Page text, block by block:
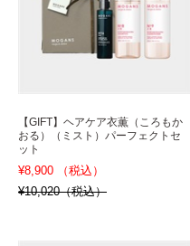
【GIFT】ヘアケア衣薫（ころもか
おる）（ミスト）パーフェクトセ
ット
¥8,900 （税込）
¥10,020（税込）